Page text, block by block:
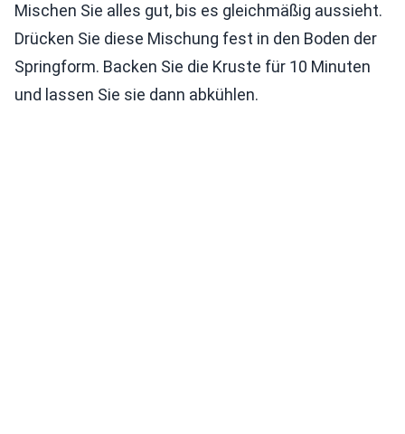
Mischen Sie alles gut, bis es gleichmäßig aussieht.
Drücken Sie diese Mischung fest in den Boden der
Springform. Backen Sie die Kruste für 10 Minuten
und lassen Sie sie dann abkühlen.